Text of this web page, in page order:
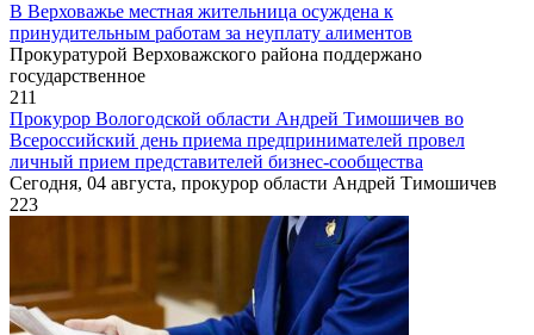
В Верховажье местная жительница осуждена к
принудительным работам за неуплату алиментов
Прокуратурой Верховажского района поддержано
государственное
211
Прокурор Вологодской области Андрей Тимошичев во
Всероссийский день приема предпринимателей провел
личный прием представителей бизнес-сообщества
Сегодня, 04 августа, прокурор области Андрей Тимошичев
223